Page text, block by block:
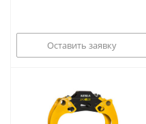
Оставить заявку